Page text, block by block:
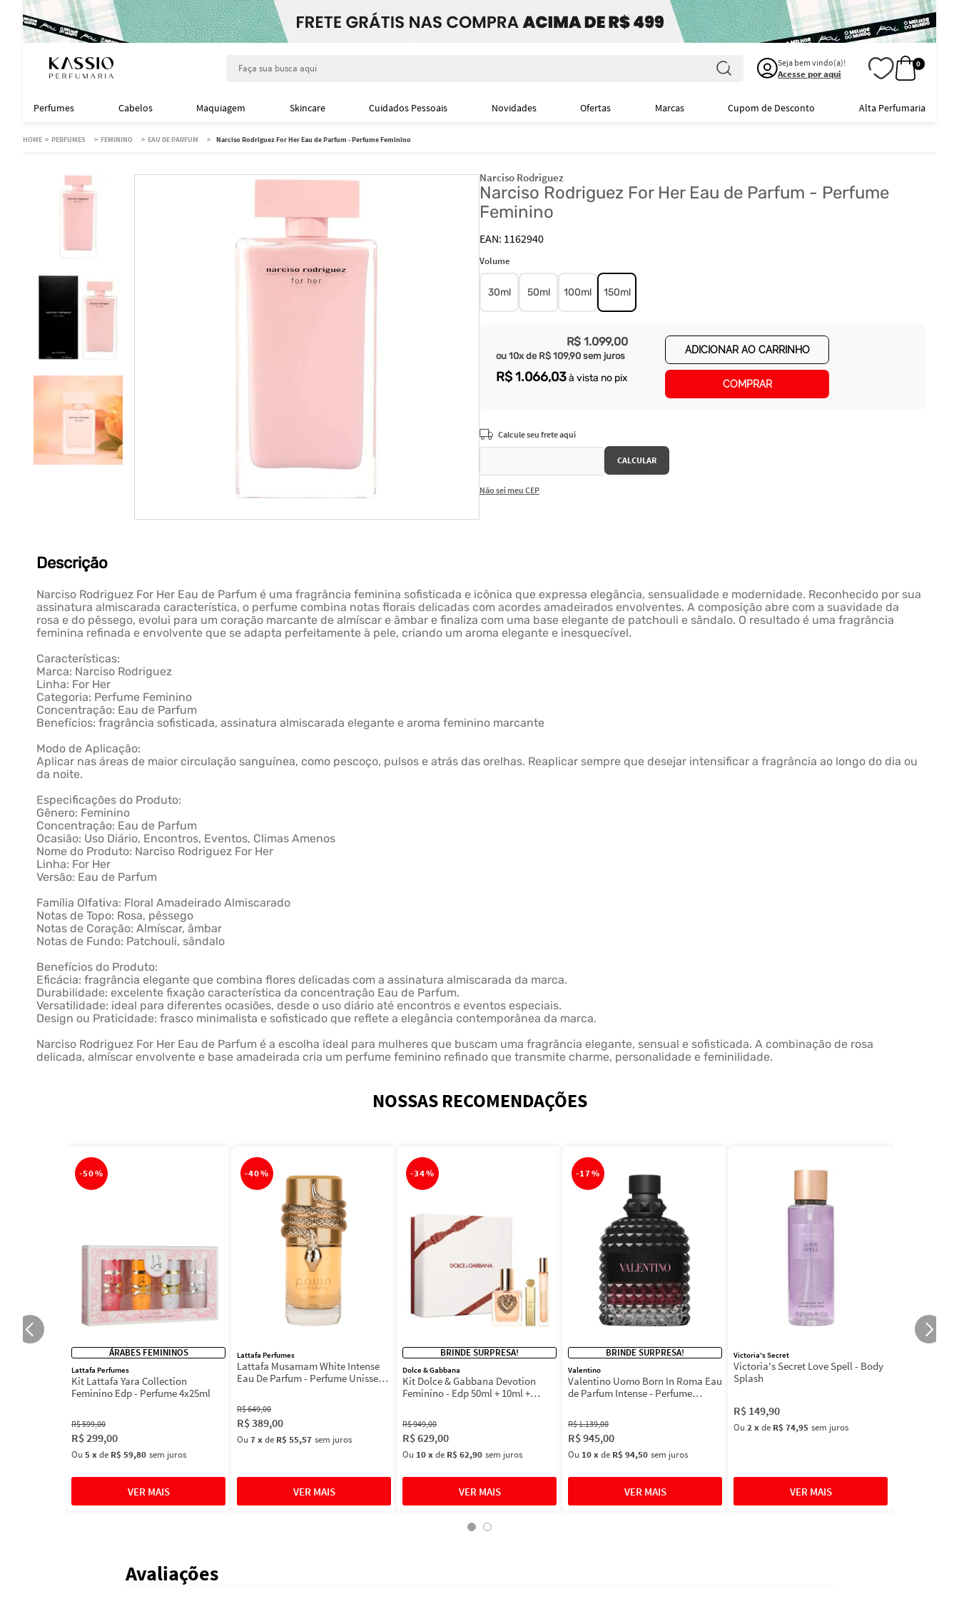
Seja bem vindo(a)!
Acesse por aqui
0
Perfumes Cabelos Maquiagem Skincare Cuidados Pessoais Novidades Ofertas Marcas Cupom de Desconto Alta Perfumaria
PERFUMES FEMININO EAU DE PARFUM Narciso Rodriguez For Her Eau de Parfum - Perfume Feminino
Narciso Rodriguez
Narciso Rodriguez For Her Eau de Parfum - Perfume
Feminino
1162940
Volume
30ml 50ml 100ml 150ml
R$ 1.099,00
ou 10x de R$ 109,90 sem juros
R$1.066,03à vista no pix
ADICIONAR AO CARRINHO
COMPRAR
Não sei meu CEP
Descrição
Narciso Rodriguez For Her Eau de Parfum é uma fragrância feminina sofisticada e icônica que expressa elegância, sensualidade e modernidade. Reconhecido por sua
assinatura almiscarada característica, o perfume combina notas florais delicadas com acordes amadeirados envolventes. A composição abre com a suavidade da
rosa e do pêssego, evolui para um coração marcante de almíscar e âmbar e finaliza com uma base elegante de patchouli e sândalo. O resultado é uma fragrância
feminina refinada e envolvente que se adapta perfeitamente à pele, criando um aroma elegante e inesquecível.
Características:
Marca: Narciso Rodriguez
Linha: For Her
Categoria: Perfume Feminino
Concentração: Eau de Parfum
Benefícios: fragrância sofisticada, assinatura almiscarada elegante e aroma feminino marcante
Modo de Aplicação:
Aplicar nas áreas de maior circulação sanguínea, como pescoço, pulsos e atrás das orelhas. Reaplicar sempre que desejar intensificar a fragrância ao longo do dia ou
da noite.
Especificações do Produto:
Gênero: Feminino
Concentração: Eau de Parfum
Ocasião: Uso Diário, Encontros, Eventos, Climas Amenos
Nome do Produto: Narciso Rodriguez For Her
Linha: For Her
Versão: Eau de Parfum
Família Olfativa: Floral Amadeirado Almiscarado
Notas de Topo: Rosa, pêssego
Notas de Coração: Almíscar, âmbar
Notas de Fundo: Patchouli, sândalo
Benefícios do Produto:
Eficácia: fragrância elegante que combina flores delicadas com a assinatura almiscarada da marca.
Durabilidade: excelente fixação característica da concentração Eau de Parfum.
Versatilidade: ideal para diferentes ocasiões, desde o uso diário até encontros e eventos especiais.
Design ou Praticidade: frasco minimalista e sofisticado que reflete a elegância contemporânea da marca.
Narciso Rodriguez For Her Eau de Parfum é a escolha ideal para mulheres que buscam uma fragrância elegante, sensual e sofisticada. A combinação de rosa
delicada, almíscar envolvente e base amadeirada cria um perfume feminino refinado que transmite charme, personalidade e feminilidade.
NOSSAS RECOMENDAÇÕES
-50%
ÁRABES FEMININOS
Lattafa Perfumes
Kit Lattafa Yara Collection
Feminino Edp - Perfume 4x25ml
R$599,00
R$299,00
Ou 5xde R$ 59,80 sem juros
-40%
Lattafa Perfumes
Lattafa Musamam White Intense
Eau De Parfum - Perfume Unissex
R$649,00
R$389,00
Ou 7xde R$ 55,57 sem juros
-34%
BRINDE SURPRESA!
Dolce & Gabbana
Kit Dolce & Gabbana Devotion
Feminino - Edp 50ml + 10ml +
R$949,00
R$629,00
Ou 10xde R$ 62,90 sem juros
-17%
BRINDE SURPRESA!
Valentino
Valentino Uomo Born In Roma Eau
de Parfum Intense - Perfume
R$1.139,00
R$945,00
Ou 10xde R$ 94,50 sem juros
Victoria's Secret
Victoria's Secret Love Spell - Body
Splash
R$ 149,90
Ou 2xde R$ 74,95 sem juros
Avaliações